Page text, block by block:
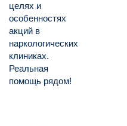
целях и
особенностях
акций в
наркологических
клиниках.
Реальная
помощь рядом!